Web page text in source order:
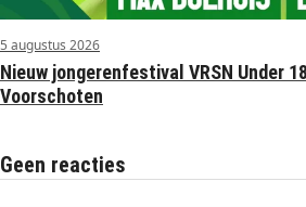
5 augustus 2026
Nieuw jongerenfestival VRSN Under
Voorschoten
Geen reacties